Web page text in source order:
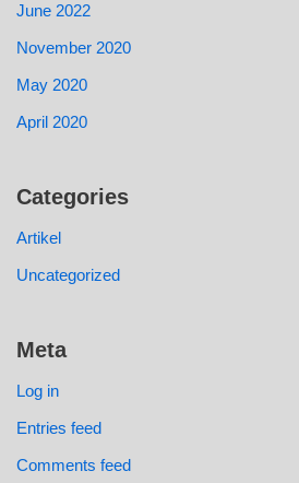
June 2022
November 2020
May 2020
April 2020
Categories
Artikel
Uncategorized
Meta
Log in
Entries feed
Comments feed